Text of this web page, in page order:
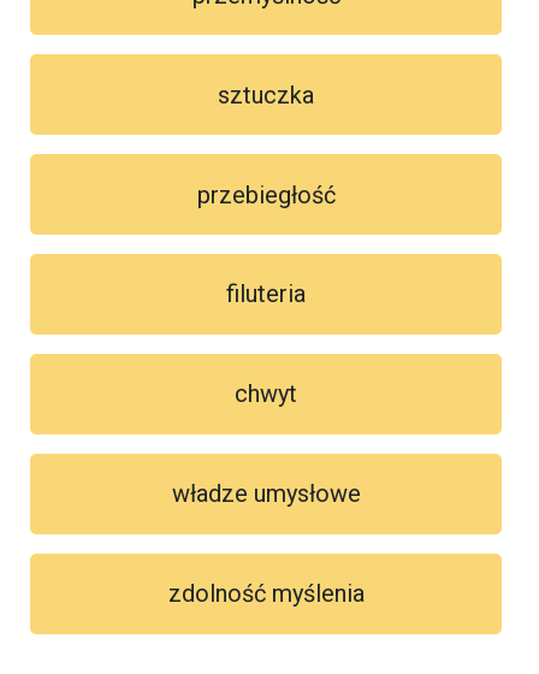
sztuczka
przebiegłość
filuteria
chwyt
władze umysłowe
zdolność myślenia